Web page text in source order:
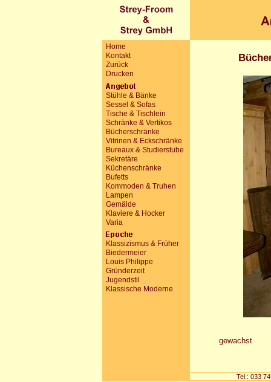
Home
Kontakt
Zurück
Drucken
Stühle & Bänke
Sessel & Sofas
Tische & Tischlein
Schränke & Vertikos
Bücherschränke
Vitrinen & Eckschränke
Bureaux & Studierstube
Sekretäre
Küchenschränke
Bufetts
Kommoden & Truhen
Lampen
Gemälde
Klaviere & Hocker
Varia
Klassizismus & Früher
Biedermeier
Louis Philippe
Gründerzeit
Jugendstil
Klassische Moderne
gewachst
Tel.: 033